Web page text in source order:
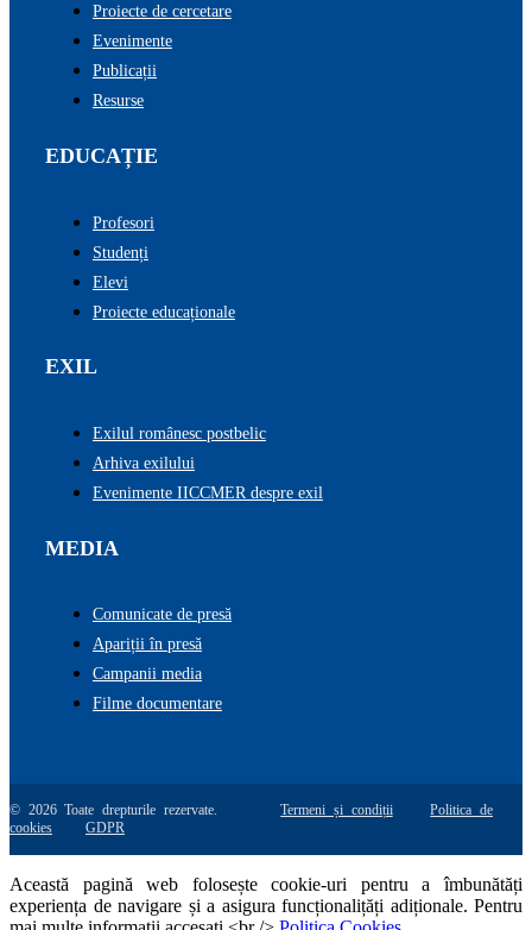
Proiecte de cercetare
Evenimente
Publicații
Resurse
EDUCAȚIE
Profesori
Studenți
Elevi
Proiecte educaționale
EXIL
Exilul românesc postbelic
Arhiva exilului
Evenimente IICCMER despre exil
MEDIA
Comunicate de presă
Apariții în presă
Campanii media
Filme documentare
© 2026 Toate drepturile rezervate.Termeni și condiții
Politica de
cookies
GDPR
Această pagină web folosește cookie-uri pentru a îmbunătăți
experiența de navigare și a asigura funcționalițăți adiționale. Pentru